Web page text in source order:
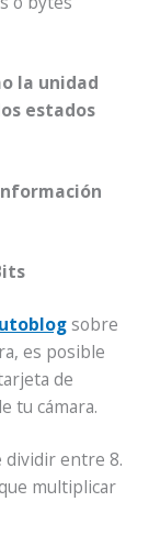
la unidad
estados
sobre
es posible
de
tu cámara.
dividir entre 8.
multiplicar